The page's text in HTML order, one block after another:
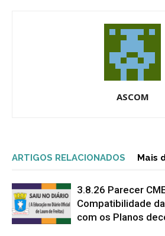
ASCOM
ARTIGOS RELACIONADOS Mais
3.8.26 Parecer
Compatibilidade
com os Planos